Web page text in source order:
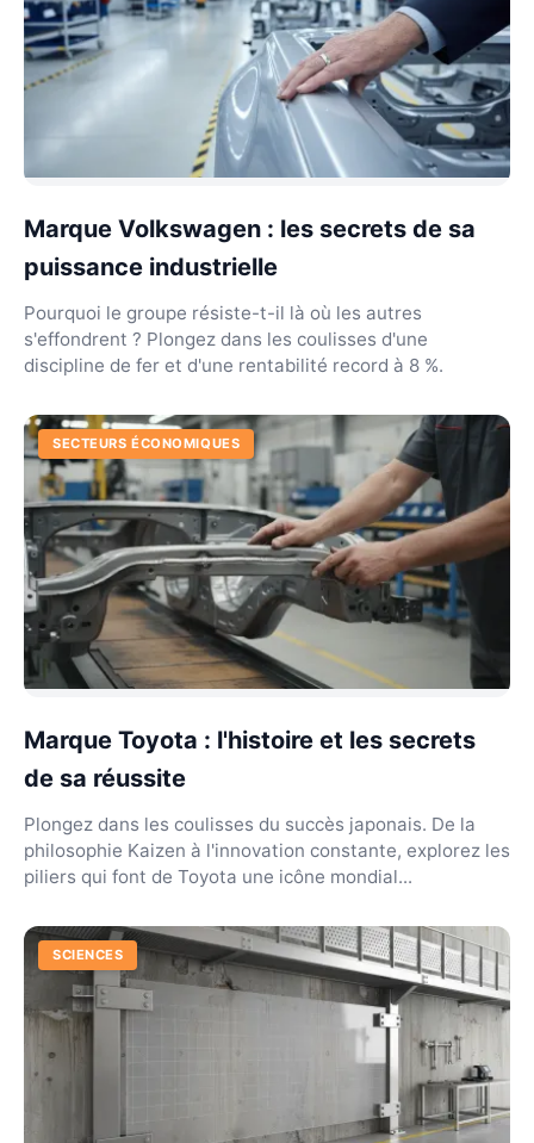
Marque Volkswagen : les secrets de sa
puissance industrielle
Pourquoi le groupe résiste-t-il là où les autres
s'effondrent ? Plongez dans les coulisses d'une
discipline de fer et d'une rentabilité record à 8 %.
SECTEURS ÉCONOMIQUES
Marque Toyota : l'histoire et les secrets
de sa réussite
Plongez dans les coulisses du succès japonais. De la
philosophie Kaizen à l'innovation constante, explorez les
piliers qui font de Toyota une icône mondial...
SCIENCES